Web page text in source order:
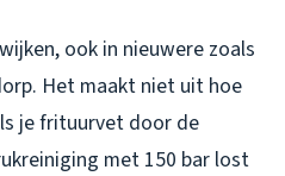
ook in nieuwere zoals
Het maakt niet uit hoe
je frituurvet door de
met 150 bar lost